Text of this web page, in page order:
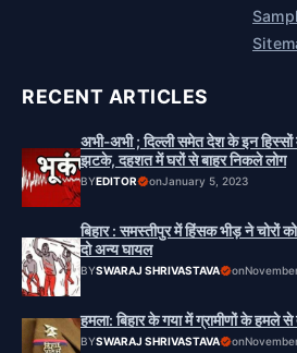
RECENT ARTICLES
अभी-अभी ; दिल्ली समेत देश के इन
झटके, दहशत में घरों से बाहर निकले लोग
BYEDITOR onJanuary 5, 2023
बिहार : समस्तीपुर में हिंसक भीड़ ने चोरों
दो अन्य घायल
BYSWARAJ SHRIVASTAVA on
हमला: बिहार के गया में ग्रामीणों के हमले से
BYSWARAJ SHRIVASTAVA on